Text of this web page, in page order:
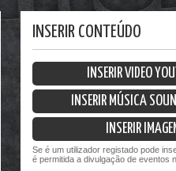
INSERIR CONTEÚDO
INSERIR VIDEO
INSERIR MÚSICA
INSERIR
Se é um utilizador registado pode
é permitida a divulgação de eventos